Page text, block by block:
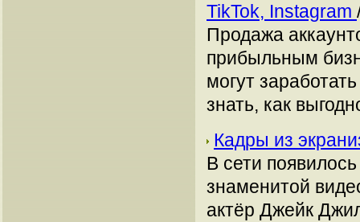
TikTok, Instagram
Продажа
прибыльным
могут
знать, как
Кадры из
В сети
знаменитой
актёр Джейк